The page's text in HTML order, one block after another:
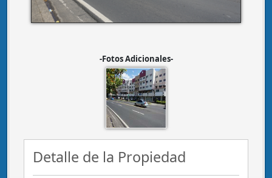
-Fotos Adicionales-
Detalle de la Propiedad